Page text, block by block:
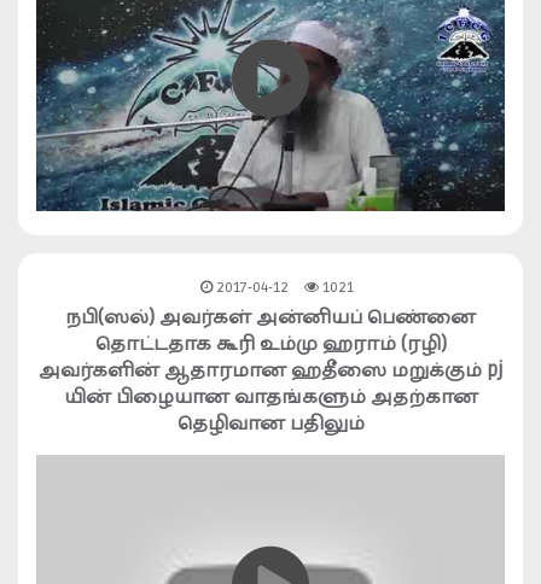
2017-04-12 1021
நபி(ஸல்) அவர்கள் அன்னியப் பெண்னை
தொட்டதாக கூரி உம்மு ஹராம் (ரழி)
அவர்களின் ஆதாரமான ஹதீஸை மறுக்கும் pj
யின் பிழையான வாதங்களும் அதற்கான
தெழிவான பதிலும்